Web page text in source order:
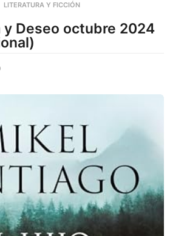
,LITERATURA Y FICCIÓN
y Deseo octubre 2024
g
o